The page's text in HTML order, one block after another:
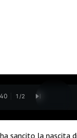
1 /2
sancito la nascita